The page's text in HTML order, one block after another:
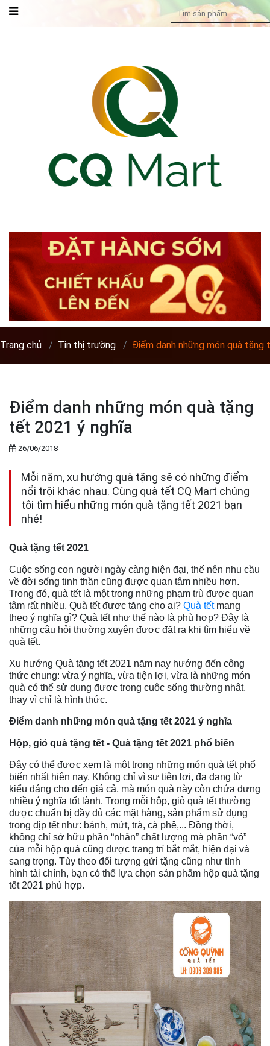
Trang chủ Tin thị trường Điểm danh những món quà
Điểm danh những món quà tặng
tết 2021 ý nghĩa
26/06/2018
Mỗi năm, xu hướng quà tặng sẽ có những điểm
nổi trội khác nhau. Cùng quà tết CQ Mart chúng
tôi tìm hiểu những món quà tặng tết 2021 bạn
nhé!
Quà tặng tết 2021
Cuộc sống con người ngày càng hiện đại, thế nên nhu cầu
về đời sống tinh thần cũng được quan tâm nhiều hơn.
Trong đó, quà tết là một trong những phạm trù được quan
tâm rất nhiều. Quà tết được tặng cho ai? Quà tếtmang
theo ý nghĩa gì? Quà tết như thế nào là phù hợp? Đây là
những câu hỏi thường xuyên được đặt ra khi tìm hiểu về
quà tết.
Xu hướng Quà tặng tết 2021 năm nay hướng đến công
thức chung: vừa ý nghĩa, vừa tiện lợi, vừa là những món
quà có thể sử dụng được trong cuộc sống thường nhật,
thay vì chỉ là hình thức.
Điểm danh những món quà tặng tết 2021 ý nghĩa
Hộp, giỏ quà tặng tết - Quà tặng tết 2021 phổ biến
Đây có thể được xem là một trong những món quà tết phổ
biến nhất hiện nay. Không chỉ vì sự tiện lợi, đa dạng từ
kiểu dáng cho đến giá cả, mà món quà này còn chứa đựng
nhiều ý nghĩa tốt lành. Trong mỗi hộp, giỏ quà tết thường
được chuẩn bị đầy đủ các mặt hàng, sản phẩm sử dụng
trong dịp tết như: bánh, mứt, trà, cà phê,... Đồng thời,
không chỉ sở hữu phần “nhân” chất lượng mà phần “vỏ”
của mỗi hộp quà cũng được trang trí bắt mắt, hiện đại và
sang trọng. Tùy theo đối tượng gửi tặng cũng như tình
hình tài chính, bạn có thể lựa chọn sản phẩm hộp quà tặng
tết 2021 phù hợp.